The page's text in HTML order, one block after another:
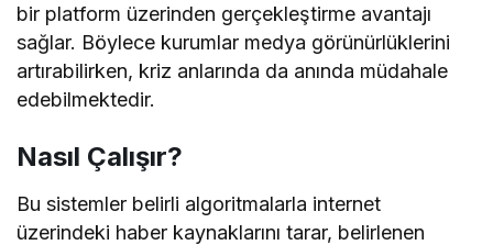
bir platform üzerinden gerçekleştirme avantajı
sağlar. Böylece kurumlar medya görünürlüklerini
artırabilirken, kriz anlarında da anında müdahale
edebilmektedir.
Nasıl Çalışır?
Bu sistemler belirli algoritmalarla internet
üzerindeki haber kaynaklarını tarar, belirlenen